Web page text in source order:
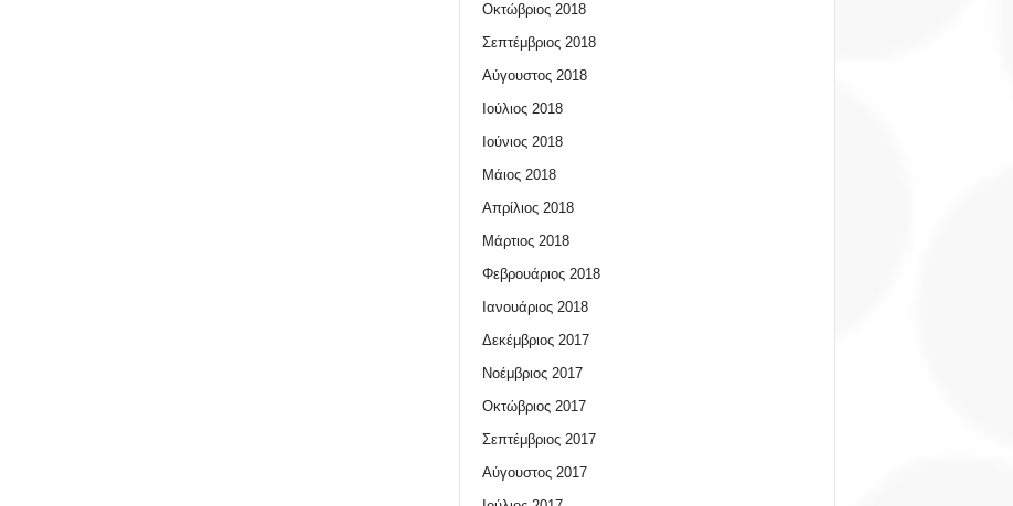
Οκτώβριος 2018
Σεπτέμβριος 2018
Αύγουστος 2018
Ιούλιος 2018
Ιούνιος 2018
Μάιος 2018
Απρίλιος 2018
Μάρτιος 2018
Φεβρουάριος 2018
Ιανουάριος 2018
Δεκέμβριος 2017
Νοέμβριος 2017
Οκτώβριος 2017
Σεπτέμβριος 2017
Αύγουστος 2017